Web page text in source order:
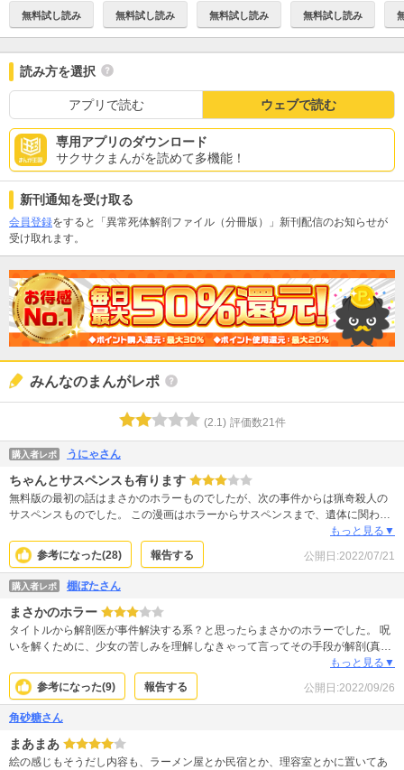
無料試し読み 無料試し読み 無料試し読み 無料試し読み
読み方を選択
アプリで読む ウェブで読む
専用アプリのダウンロード
サクサクまんがを読めて多機能！
新刊通知を受け取る
会員登録をすると「異常死体解剖ファイル（分冊版）」新刊配信のお知らせが
受け取れます。
みんなのまんがレポ
(2.1) 評価数21件
購入者レポ うにゃさん
ちゃんとサスペンスも有ります
無料版の最初の話はまさかのホラーものでしたが、次の事件からは猟奇殺人の
サスペンスものでした。 この漫画はホラーからサスペンスまで、遺体に関わる
事なら何でも幅広く展開させていく予定なのでしょうかね。 少々タイトルから
はホラー要素有りとはわかりにくかったかとは思いますが、思ったジャンルと
違ったからと言って漫画自体を低評価にしてしまうのはもったいないです。
で、肝心の漫画ですが、画力はまあまあ。グロい内容なので、このくらいの軽
い絵の方がすらすら読みやすいのかもしれません。突っ込みどころは多々あり
ますが、話はよくまとまっています。2事件目の猟奇殺人はありがちな内容でし
たが、意外と1事件目のホラーの方が珍しい内容で個人的には好きです。
もっと見る▼
参考になった(28) 報告する 公開日:2022/07/21
購入者レポ 棚ぼたさん
まさかのホラー
タイトルから解剖医が事件解決する系？と思ったらまさかのホラーでした。 呪
いを解くために、少女の苦しみを理解しなきゃって言ってその手段が解剖(真っ
裸にして切り刻む)なのは少女的にOKなの？って思ったりはしました。 話とし
ては纏まってるし、キャラクターはあんまり魅力ないけど絵はあっさり系で見
やすいです。 他の方も言ってますが、自分が思ってたジャンルと違うってだけ
で低評価にするのはちょっと違うと思います。
もっと見る▼
参考になった(9) 報告する 公開日:2022/09/26
角砂糖さん
まあまあ
絵の感じもそうだし内容も、ラーメン屋とか民宿とか、理容室とかに置いてあ